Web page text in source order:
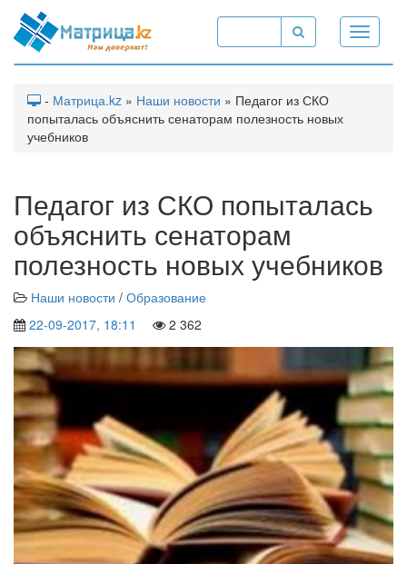
Toggle
- Матрица.kz » Наши новости » Педагог из СКО
попыталась объяснить сенаторам полезность новых
учебников
Педагог из СКО попыталась
объяснить сенаторам
полезность новых учебников
Наши новости / Образование
22-09-2017, 18:11
2 362